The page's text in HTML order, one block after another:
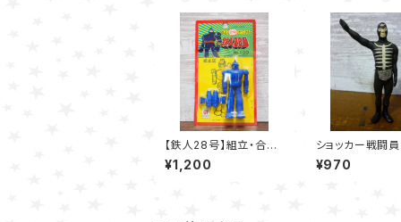
【鉄人28号】組立・合体
ができる消しゴム NO.1
00
¥1,200
ショッカー戦闘員
ャポン）：仮面ラ
HGシリーズ～シ
¥970